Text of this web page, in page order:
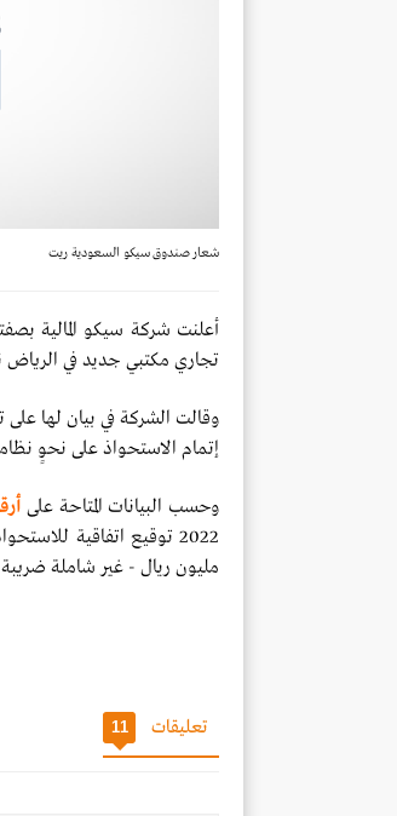
شعار صندوق سيكو السعودية ريت
أعلنت شركة سيكو المالية
تجاري مكتبي جديد في الرياض
وقالت الشركة في بيان لها
إتمام الاستحواذ على نحوٍ
وحسب البيانات المتاحة على
مليون ريال - غير شاملة
تعليقات 11